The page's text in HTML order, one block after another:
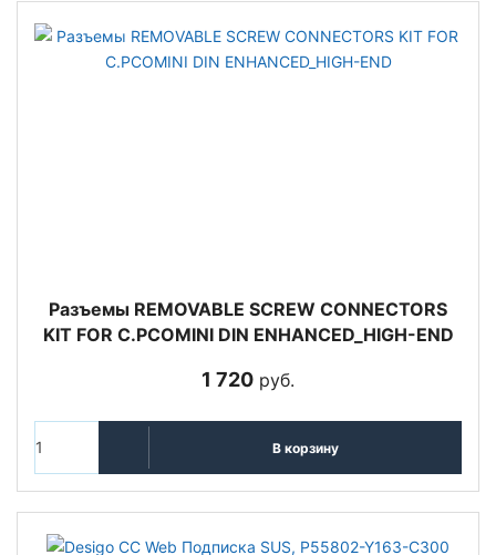
Разъемы REMOVABLE SCREW CONNECTORS
KIT FOR C.PCOMINI DIN ENHANCED_HIGH-END
1 720 руб.
В корзину